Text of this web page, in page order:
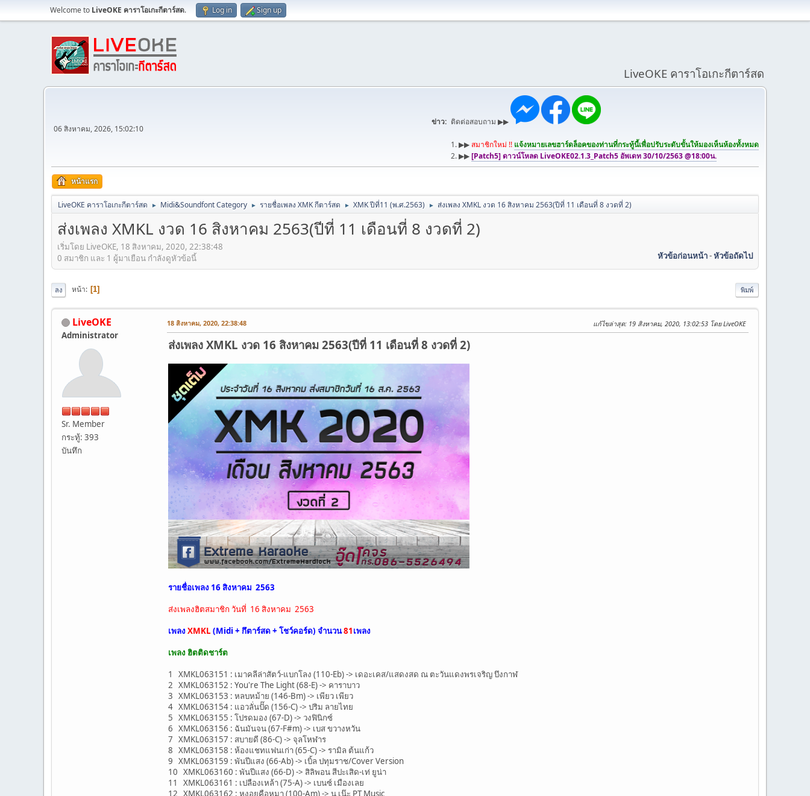
Welcome to LiveOKE คาราโอเกะกีตาร์สด. Log in Sign up
LiveOKE คาราโอเกะกีตาร์สด
06 สิงหาคม, 2026, 15:02:10
ข่าว: ติดต่อสอบถาม ▶▶
1. ▶▶สมาชิกใหม่ !! แจ้งหมายเลขฮาร์ดล็อคของท่านที่กระทู้นี้เพื่อปรับระดับขั้นให้มองเห็นห้องทั้งหมด
2. ▶▶[Patch5] ดาวน์โหลด LiveOKE02.1.3_Patch5 อัพเดท 30/10/2563 @18:00น.
หน้าแรก
LiveOKE คาราโอเกะกีตาร์สด ► Midi&Soundfont Category ► รายชื่อเพลง XMK กีตาร์สด ► XMK ปีที่11 (พ.ศ.2563) ► ส่งเพลง XMKL งวด 16 สิงหาคม 2563(ปีที่ 11 เดือนที่ 8 งวดที่ 2)
ส่งเพลง XMKL งวด 16 สิงหาคม 2563(ปีที่ 11 เดือนที่ 8 งวดที่ 2)
เริ่มโดย LiveOKE, 18 สิงหาคม, 2020, 22:38:48
หัวข้อก่อนหน้า-หัวข้อถัดไป
0 สมาชิก และ 1 ผู้มาเยือน กำลังดูหัวข้อนี้
พิมพ์
ลง หน้า 1
LiveOKE
Administrator
Sr. Member
กระทู้: 393
บันทึก
18 สิงหาคม, 2020, 22:38:48 แก้ไขล่าสุด: 19 สิงหาคม, 2020, 13:02:53 โดย LiveOKE
ส่งเพลง XMKL งวด 16 สิงหาคม 2563(ปีที่ 11 เดือนที่ 8 งวดที่ 2)
รายชื่อเพลง 16 สิงหาคม 2563
ส่งเพลงฮิตสมาชิก วันที่ 16 สิงหาคม 2563
เพลง XMKL (Midi + กึตาร์สด + โชว์คอร์ด) จำนวน81เพลง
เพลง ฮิตติดชาร์ต
1 XMKL063151 : เมาคลีล่าสัตว์-แบกโลง (110-Eb) -> เดอะเคส/แสดงสด ณ ตะวันแดงพรเจริญ บึงกาฬ
2 XMKL063152 : You're The Light (68-E) -> คาราบาว
3 XMKL063153 : หลบหม้าย (146-Bm) -> เพียว เพียว
4 XMKL063154 : แอวลั่นปั๊ด (156-C) -> ปริม ลายไทย
5 XMKL063155 : โปรดมอง (67-D) -> วงฟินิกซ์
6 XMKL063156 : ฉันมันจน (67-F#m) -> เบส ขวางหวัน
7 XMKL063157 : สบายดี (86-C) -> จุลโหฬาร
8 XMKL063158 : ห้องแชทแฟนเก่า (65-C) -> รามิล ต้นแก้ว
9 XMKL063159 : พันปีแสง (66-Ab) -> เบิ้ล ปทุมราช/Cover Version
10 XMKL063160 : พันปีแสง (66-D) -> สิลิพอน สีปะเสิด-เท่ ยูน่า
11 XMKL063161 : เปลืองเหล้า (75-A) -> เบนซ์ เมืองเลย
12 XMKL063162 : หงอยคือหมา (100-Am) -> นุ เน๊ะ PT Music